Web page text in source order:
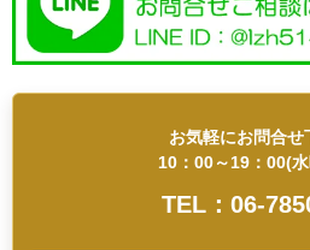
お気軽にお問合せ
10：00～19：00(
TEL：06-